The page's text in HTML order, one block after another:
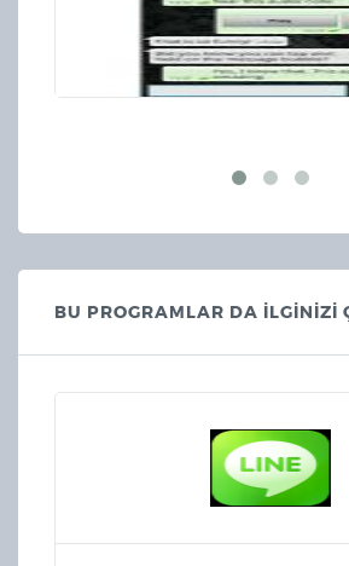
BU PROGRAMLAR DA İLGİNİZİ